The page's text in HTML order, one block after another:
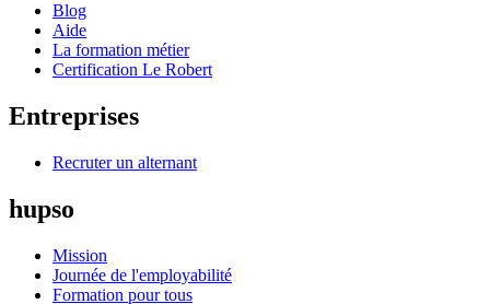
Blog
Aide
La formation métier
Certification Le Robert
Entreprises
Recruter un alternant
hupso
Mission
Journée de l'employabilité
Formation pour tous